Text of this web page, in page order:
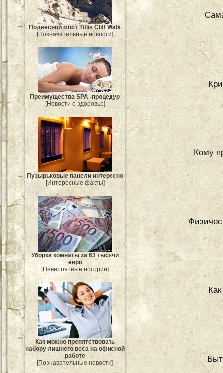
Подвесной мост Titlis Cliff Walk
[Познавательные новости]
Преимущества SPA -процедур
[Новости о здоровье]
Пузырьковые панели интересно
[Интересные факты]
Уборка комнаты за 63 тысячи
евро
[Невероятные истории]
Как можно препятствовать
набору лишнего веса на офисной
работе
[Познавательные новости]
Кому